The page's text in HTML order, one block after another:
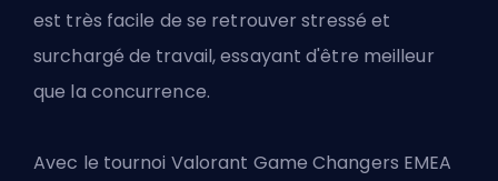
est très facile de se retrouver stressé et
surchargé de travail, essayant d'être meilleur
que la concurrence.
Avec le tournoi Valorant Game Changers EMEA